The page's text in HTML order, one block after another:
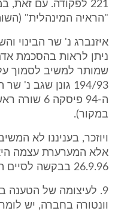
221 לפקודה. עם זאת,
"הראיה המינהלית" (השוה
ניתן לראות בהסכמת
שמותר למשיב לסמוך
ה-94
במקור).
ויוזכר, בעניננו לא
אלא המערערת עצמה
26.9.96 בבקשה לסיים ההתדיינות עימו בדרך זו.
9. לעיצומה של הטענה
וונטורה בחברה, יש